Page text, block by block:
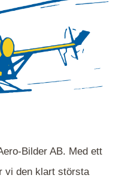
Bilder AB. Med ett
vi den klart största